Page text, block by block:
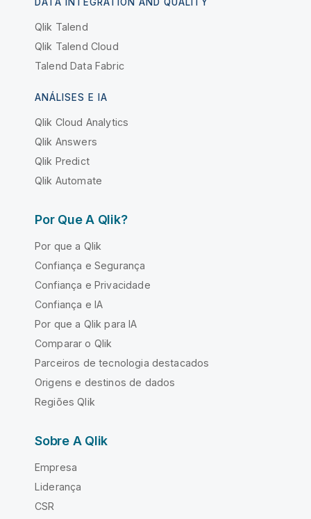
Qlik Talend
Qlik Talend Cloud
Talend Data Fabric
ANÁLISES E IA
Qlik Cloud Analytics
Qlik Answers
Qlik Predict
Qlik Automate
Por Que A Qlik?
Por que a Qlik
Confiança e Segurança
Confiança e Privacidade
Confiança e IA
Por que a Qlik para IA
Comparar o Qlik
Parceiros de tecnologia destacados
Origens e destinos de dados
Regiões Qlik
Sobre A Qlik
Empresa
Liderança
CSR